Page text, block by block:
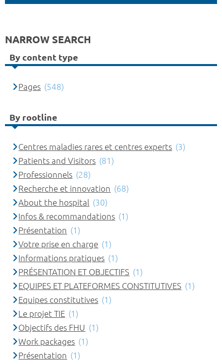
NARROW SEARCH
By content type
Pages (548)
By rootline
Centres maladies rares et centres experts (3)
Patients and Visitors (81)
Professionnels (28)
Recherche et innovation (68)
About the hospital (30)
Infos & recommandations (1)
Présentation (1)
Votre prise en charge (1)
Informations pratiques (1)
PRÉSENTATION ET OBJECTIFS (1)
EQUIPES ET PLATEFORMES CONSTITUTIVES (1)
Equipes constitutives (1)
Le projet TIE (1)
Objectifs des FHU (1)
Work packages (1)
Présentation (1)